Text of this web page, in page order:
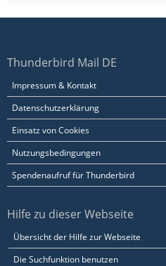
Thunderbird Mail DE
Impressum & Kontakt
Datenschutzerklärung
Einsatz von Cookies
Nutzungsbedingungen
Spendenaufruf für Thunderbird
Hilfe zu dieser Webseite
Übersicht der Hilfe zur Webseite
Die Suchfunktion benutzen